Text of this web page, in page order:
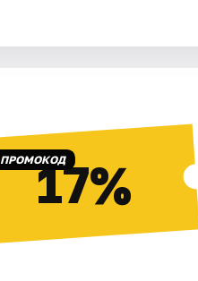
ПРОМОКОД17%